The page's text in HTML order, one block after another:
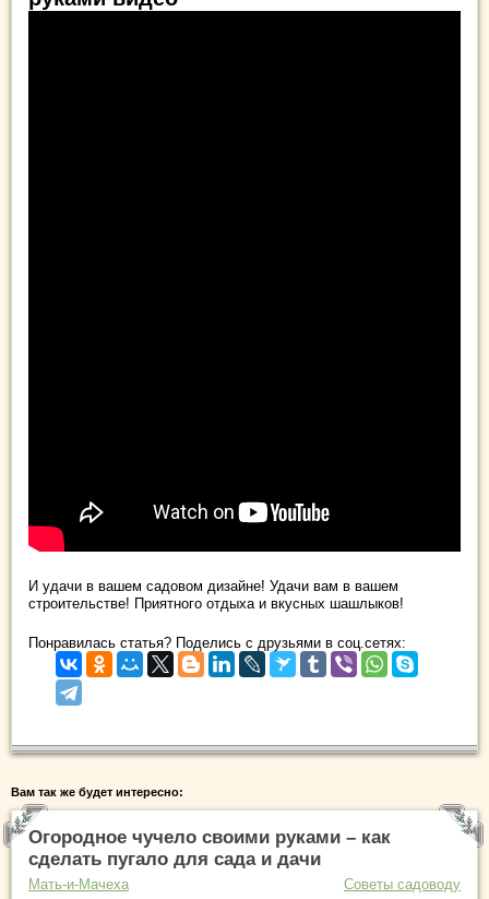
И удачи в вашем садовом дизайне! Удачи вам в вашем
строительстве! Приятного отдыха и вкусных шашлыков!
Понравилась статья? Поделись с друзьями в соц.сетях:
Вам так же будет интересно:
Огородное чучело своими руками – как
сделать пугало для сада и дачи
Мать-и-Мачеха Советы садоводу